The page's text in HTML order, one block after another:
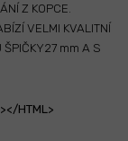
Z KOPCE.
VELMI KVALITNÍ
ŠPIČKY27 mm A S
HTML>